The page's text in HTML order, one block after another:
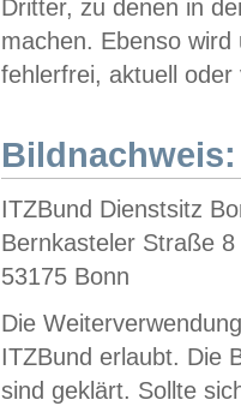
Dritter, zu denen in
machen. Ebenso
fehlerfrei, aktuell oder
Bildnachweis:
ITZBund Dienstsitz
Bernkasteler Straße 8
53175 Bonn
Die
ITZBund erlaubt. Die
sind geklärt. Sollte